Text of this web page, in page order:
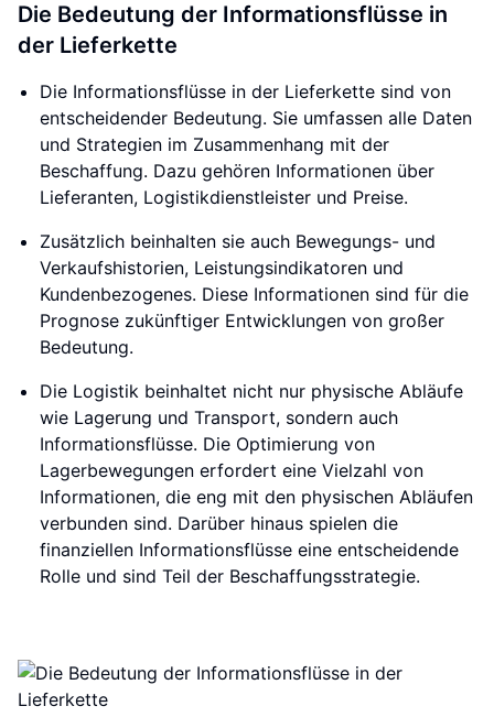
Die Bedeutung der Informationsflüsse in
der Lieferkette
Die Informationsflüsse in der Lieferkette sind von
entscheidender Bedeutung. Sie umfassen alle Daten
und Strategien im Zusammenhang mit der
Beschaffung. Dazu gehören Informationen über
Lieferanten, Logistikdienstleister und Preise.
Zusätzlich beinhalten sie auch Bewegungs- und
Verkaufshistorien, Leistungsindikatoren und
Kundenbezogenes. Diese Informationen sind für die
Prognose zukünftiger Entwicklungen von großer
Bedeutung.
Die Logistik beinhaltet nicht nur physische Abläufe
wie Lagerung und Transport, sondern auch
Informationsflüsse. Die Optimierung von
Lagerbewegungen erfordert eine Vielzahl von
Informationen, die eng mit den physischen Abläufen
verbunden sind. Darüber hinaus spielen die
finanziellen Informationsflüsse eine entscheidende
Rolle und sind Teil der Beschaffungsstrategie.